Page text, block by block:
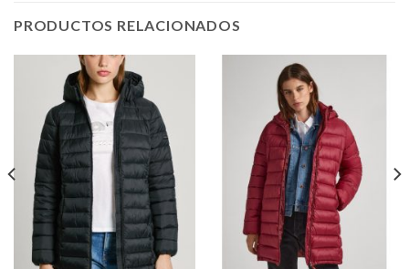
PRODUCTOS RELACIONADOS